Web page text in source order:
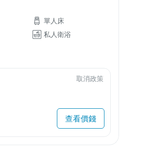
單人床
私人衛浴
取消政策
查看價錢